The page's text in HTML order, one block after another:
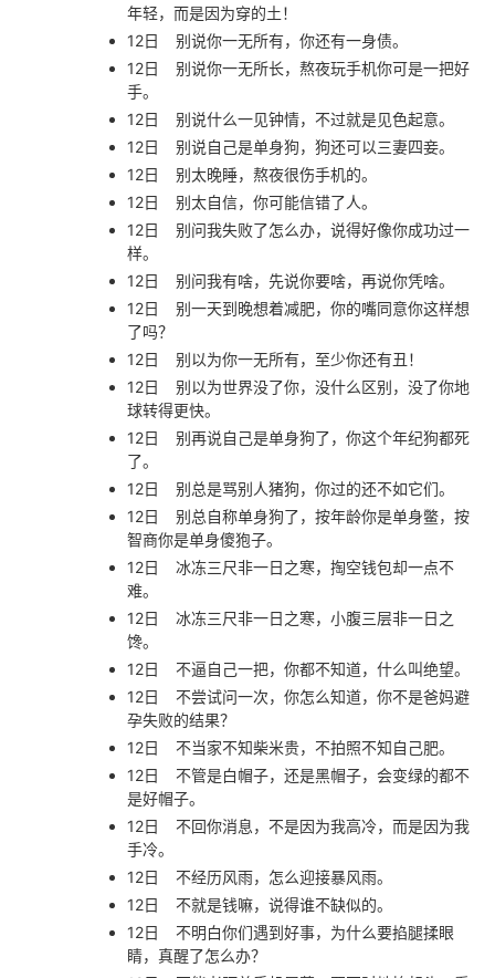
年轻，而是因为穿的土！
12日
别说你一无所有，你还有一身债。
12日
别说你一无所长，熬夜玩手机你可是一把好
手。
12日
别说什么一见钟情，不过就是见色起意。
12日
别说自己是单身狗，狗还可以三妻四妾。
12日
别太晚睡，熬夜很伤手机的。
12日
别太自信，你可能信错了人。
12日
别问我失败了怎么办，说得好像你成功过一
样。
12日
别问我有啥，先说你要啥，再说你凭啥。
12日
别一天到晚想着减肥，你的嘴同意你这样想
了吗？
12日
别以为你一无所有，至少你还有丑！
12日
别以为世界没了你，没什么区别，没了你地
球转得更快。
12日
别再说自己是单身狗了，你这个年纪狗都死
了。
12日
别总是骂别人猪狗，你过的还不如它们。
12日
别总自称单身狗了，按年龄你是单身鳖，按
智商你是单身傻狍子。
12日
冰冻三尺非一日之寒，掏空钱包却一点不
难。
12日
冰冻三尺非一日之寒，小腹三层非一日之
馋。
12日
不逼自己一把，你都不知道，什么叫绝望。
12日
不尝试问一次，你怎么知道，你不是爸妈避
孕失败的结果？
12日
不当家不知柴米贵，不拍照不知自己肥。
12日
不管是白帽子，还是黑帽子，会变绿的都不
是好帽子。
12日
不回你消息，不是因为我高冷，而是因为我
手冷。
12日
不经历风雨，怎么迎接暴风雨。
12日
不就是钱嘛，说得谁不缺似的。
12日
不明白你们遇到好事，为什么要掐腿揉眼
睛，真醒了怎么办？